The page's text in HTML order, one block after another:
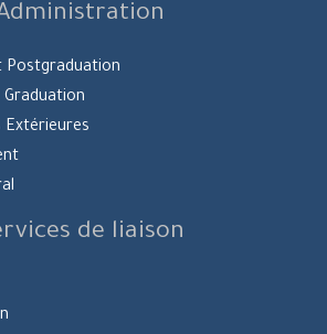
Postgraduation
Graduation
Extérieures
de liaison